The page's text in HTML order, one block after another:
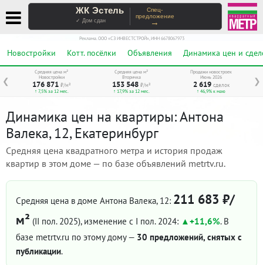
ЖК Эстель
✓ Дом сдан
Спец-
предложение
→
Реклама. ООО «СЗ ИНВЕСТСТРОЙ», ИНН 6678067973
Новостройки Котт. посёлки Объявления Динамика цен и
❮ ❯
Средняя цена м²
Новостройки
176 871 ₽/м²
↑ 7,5% за 12 мес.
Средняя цена м²
Вторичка
153 548 ₽/м²
↑ 17,9% за 12 мес.
Продажи новостроек
Июнь 2026
2 619 сделок
↑ 46,9% к маю
Динамика цен на квартиры: Антона
Валека, 12, Екатеринбург
Средняя цена квадратного метра и история продаж
квартир в этом доме — по базе объявлений metrtv.ru.
Средняя цена в доме Антона Валека, 12: 211 683 ₽/
м² (II пол. 2025), изменение с I пол. 2024: +11,6%. В
базе metrtv.ru по этому дому — 30 предложений, снятых с
публикации.